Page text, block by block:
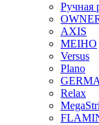
Ручная
AXIS
MEIHO
Versus
Plano
Relax